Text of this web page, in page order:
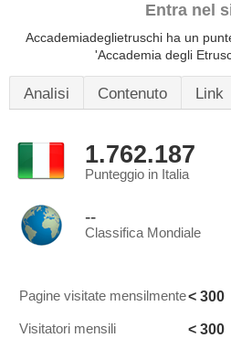
Entra nel
Accademiadeglietruschi ha un
'Accademia degli
Analisi Contenuto Link
1.762.187
Punteggio in Italia
--
Classifica Mondiale
Pagine visitate mensilmente< 300
Visitatori mensili < 300